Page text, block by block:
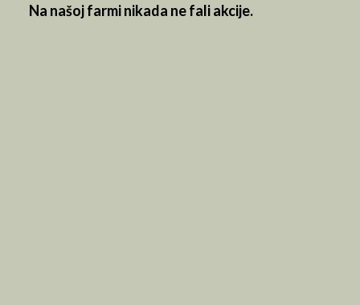
Na našoj farmi nikada ne fali akcije.